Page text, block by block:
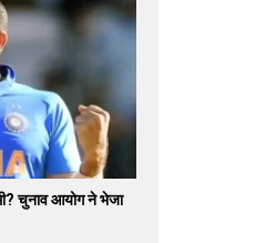
चुनाव आयोग ने भेजा